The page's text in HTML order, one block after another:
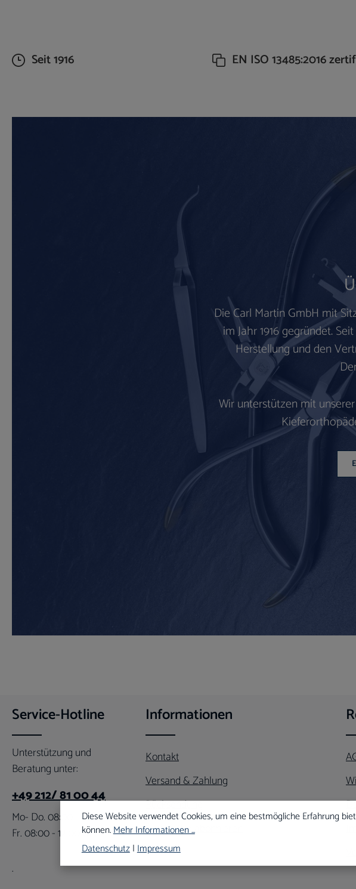
Seit 1916 EN ISO 13485:2016
Die Carl Martin GmbH mit
im Jahr 1916 gegründet.
Herstellung und den
Wir unterstützen mit
Service-Hotline
Unterstützung und
Beratung unter:
+49 212/ 81 00 44
Mo- Do. 08:00 - 16:00 Uhr
Fr. 08:00 - 12:00 Uhr
.
Informationen
Kontakt
Versand & Zahlung
Rücksendung
Newsletter abonnieren
Diese Website verwendet Cookies, um eine bestmögliche Erfahrung
können.Mehr Informationen ...
Datenschutz|Impressum